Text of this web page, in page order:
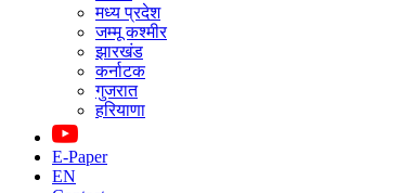
मध्य प्रदेश
जम्मू कश्मीर
झारखंड
कर्नाटक
गुजरात
हरियाणा
E-Paper
EN